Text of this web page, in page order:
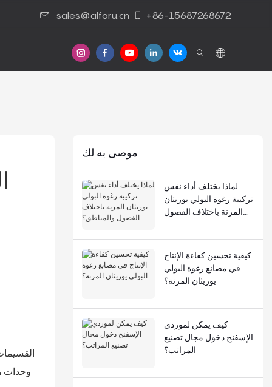
sales@alforu.cn +86-15687268672
وحدات
موصى به لك
لماذا يختلف أداء نفس
تركيبة رغوة البولي يوريثان
المرنة باختلاف الفصول
كيفية تحسين كفاءة الإنتاج
في مصانع رغوة البولي
يوريثان المرنة؟
كيف يمكن لموردي
الإسفنج دخول مجال تصنيع
المراتب؟